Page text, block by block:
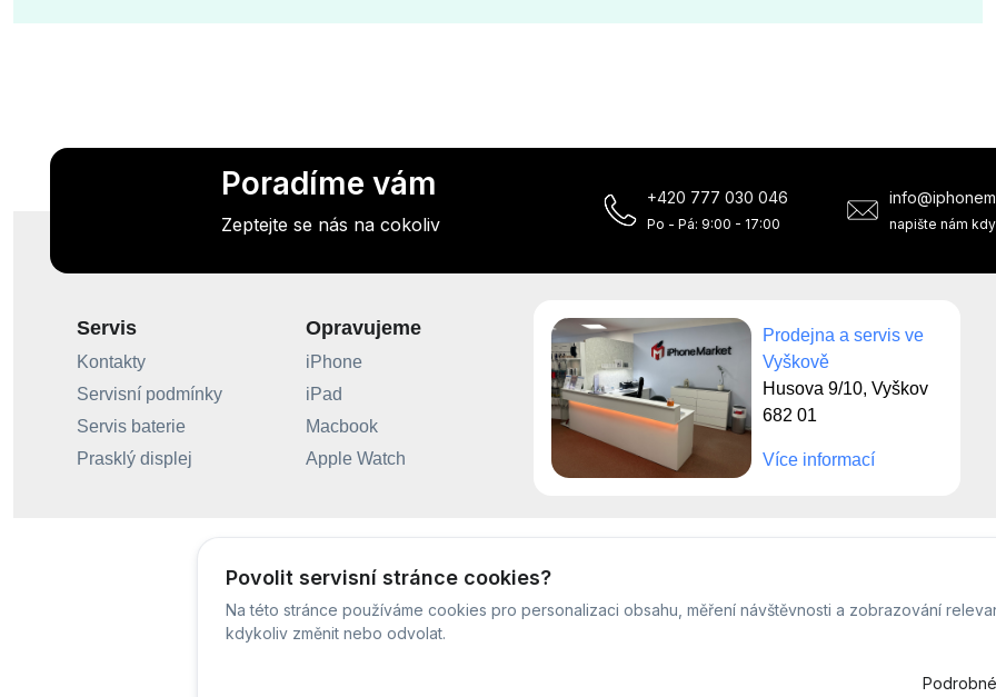
Povolit servisní stránce cookies?
Na této stránce používáme cookies pro personalizaci obsahu, měření návštěvnosti a zobrazování
kdykoliv změnit nebo odvolat.
Poradíme vám
Zeptejte se nás na cokoliv
+420 777 030 046
Po - Pá: 9:00 - 17:00 napište nám
Servis
Kontakty
Servisní podmínky
Servis baterie
Prasklý displej
Opravujeme
iPhone
iPad
Macbook
Apple Watch
Prodejna a servis ve
Vyškově
Husova 9/10, Vyškov
682 01
Více informací